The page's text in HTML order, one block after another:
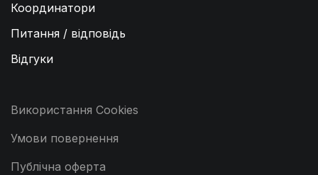
Координатори
Питання / відповідь
Відгуки
Використання Cookies
Умови повернення
Публічна оферта